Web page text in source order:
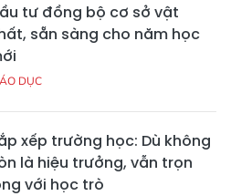
tư đồng bộ cơ sở vật
sẵn sàng cho năm học
DỤC
xếp trường học: Dù không
là hiệu trưởng, vẫn trọn
với học trò